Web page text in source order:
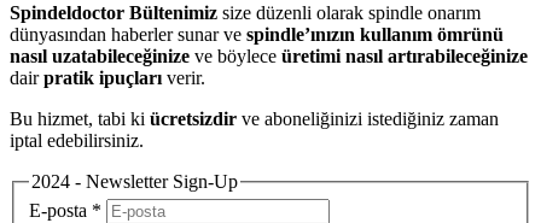
Spindeldoctor Bültenimiz size düzenli olarak spindle onarım
dünyasından haberler sunar ve spindle’ınızın kullanım ömrünü
nasıl uzatabileceğinize ve böylece üretimi nasıl artırabileceğinize
dairpratik ipuçları verir.
Bu hizmet, tabi ki ücretsizdir ve aboneliğinizi istediğiniz zaman
iptal edebilirsiniz.
2024 - Newsletter Sign-Up
E-posta *